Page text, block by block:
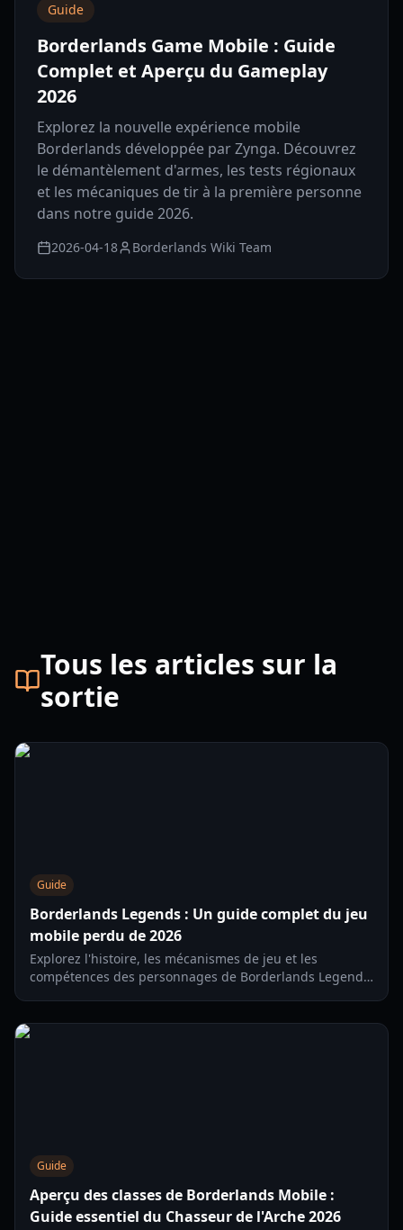
Guide
Borderlands Game Mobile : Guide
Complet et Aperçu du Gameplay
2026
Explorez la nouvelle expérience mobile
Borderlands développée par Zynga. Découvrez
le démantèlement d'armes, les tests régionaux
et les mécaniques de tir à la première personne
dans notre guide 2026.
2026-04-18 Borderlands Wiki Team
Tous les articles sur la
sortie
Guide
Borderlands Legends : Un guide complet du jeu
mobile perdu de 2026
Explorez l'histoire, les mécanismes de jeu et les
compétences des personnages de Borderlands Legends,
Guide
Aperçu des classes de Borderlands Mobile :
Guide essentiel du Chasseur de l'Arche 2026